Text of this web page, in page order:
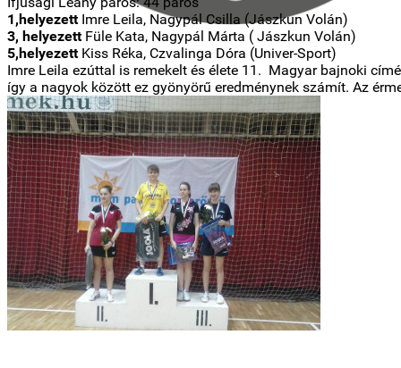
1,helyezettImre Leila, Nagypál Csilla (Jászkun Volán)
3, helyezettFüle Kata, Nagypál Márta ( Jászkun Volán)
5,helyezett Kiss Réka, Czvalinga Dóra (Univer-Sport)
Imre Leila ezúttal is remekelt és élete 11. Magyar bajnoki
így a nagyok között ez gyönyörű eredménynek számít. Az